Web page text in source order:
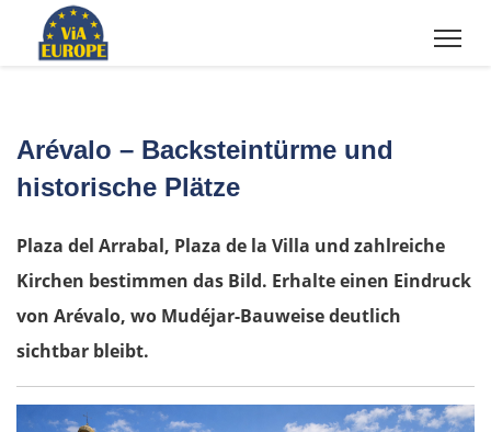
Arévalo – Backsteintürme und
historische Plätze
Plaza del Arrabal, Plaza de la Villa und zahlreiche
Kirchen bestimmen das Bild. Erhalte einen Eindruck
von Arévalo, wo Mudéjar-Bauweise deutlich
sichtbar bleibt.